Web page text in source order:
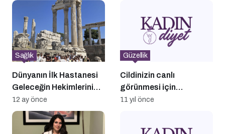
Dünyanın İlk Hastanesi
Geleceğin Hekimlerini
Ağırladı
Sağlık
12 ay önce
Cildinizin canlı
görünmesi için
uzmanların önerileri!
Güzellik
11 yıl önce